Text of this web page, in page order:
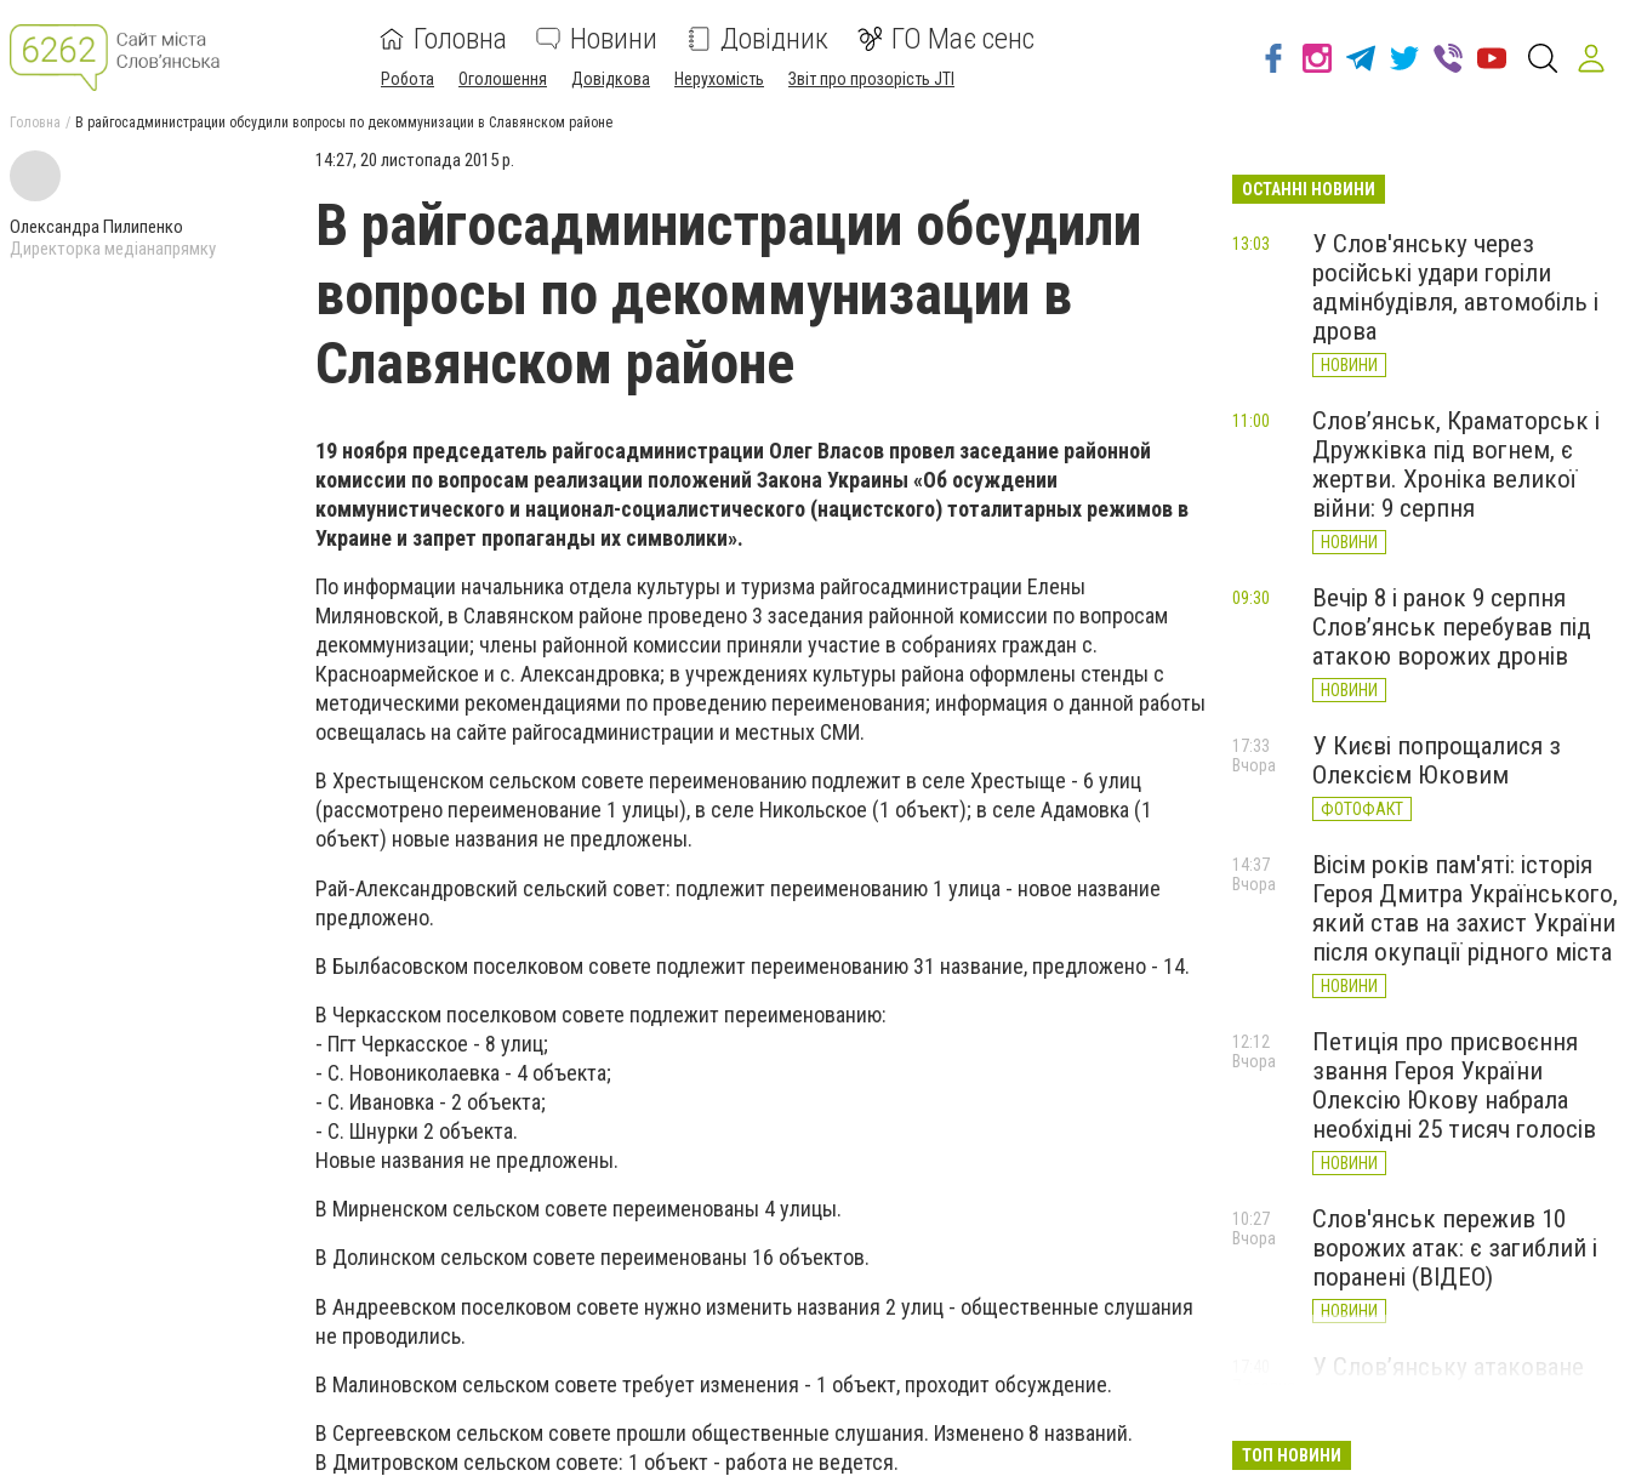
Головна Новини Довідник ГО Має сенс
Робота Оголошення Довідкова Нерухомість Звіт про прозорість JTI
Головна В райгосадминистрации обсудили вопросы по декоммунизации в Славянском районе
Олександра Пилипенко
Директорка медіанапрямку
14:27, 20 листопада 2015 р.
В райгосадминистрации обсудили
вопросы по декоммунизации в
Славянском районе
19 ноября председатель райгосадминистрации Олег Власов провел заседание районной
комиссии по вопросам реализации положений Закона Украины «Об осуждении
коммунистического и национал-социалистического (нацистского) тоталитарных режимов в
Украине и запрет пропаганды их символики».
По информации начальника отдела культуры и туризма райгосадминистрации Елены
Миляновской, в Славянском районе проведено 3 заседания районной комиссии по вопросам
декоммунизации; члены районной комиссии приняли участие в собраниях граждан с.
Красноармейское и с. Александровка; в учреждениях культуры района оформлены стенды с
методическими рекомендациями по проведению переименования; информация о данной работы
освещалась на сайте райгосадминистрации и местных СМИ.
В Хрестыщенском сельском совете переименованию подлежит в селе Хрестыще - 6 улиц
(рассмотрено переименование 1 улицы), в селе Никольское (1 объект); в селе Адамовка (1
объект) новые названия не предложены.
Рай-Александровский сельский совет: подлежит переименованию 1 улица - новое название
предложено.
В Былбасовском поселковом совете подлежит переименованию 31 название, предложено - 14.
В Черкасском поселковом совете подлежит переименованию:
- Пгт Черкасское - 8 улиц;
- С. Новониколаевка - 4 объекта;
- С. Ивановка - 2 объекта;
- С. Шнурки 2 объекта.
Новые названия не предложены.
В Мирненском сельском совете переименованы 4 улицы.
В Долинском сельском совете переименованы 16 объектов.
В Андреевском поселковом совете нужно изменить названия 2 улиц - общественные слушания
не проводились.
В Малиновском сельском совете требует изменения - 1 объект, проходит обсуждение.
В Сергеевском сельском совете прошли общественные слушания. Изменено 8 названий.
В Дмитровском сельском совете: 1 объект - работа не ведется.
ОСТАННІ НОВИНИ
У Слов'янську через
російські удари горіли
адмінбудівля, автомобіль і
дрова
НОВИНИ
13:03
Слов’янськ, Краматорськ і
Дружківка під вогнем, є
жертви. Хроніка великої
війни: 9 серпня
НОВИНИ
11:00
Вечір 8 і ранок 9 серпня
Слов’янськ перебував під
атакою ворожих дронів
НОВИНИ
09:30
У Києві попрощалися з
Олексієм Юковим
ФОТОФАКТ
17:33
Вчора
Вісім років пам'яті: історія
Героя Дмитра Українського,
який став на захист України
після окупації рідного міста
НОВИНИ
14:37
Вчора
Петиція про присвоєння
звання Героя України
Олексію Юкову набрала
необхідні 25 тисяч голосів
НОВИНИ
12:12
Вчора
Слов'янськ пережив 10
ворожих атак: є загиблий і
поранені (ВІДЕО)
НОВИНИ
10:27
Вчора
У Слов’янську атаковане
НОВИНИ
ТОП НОВИНИ